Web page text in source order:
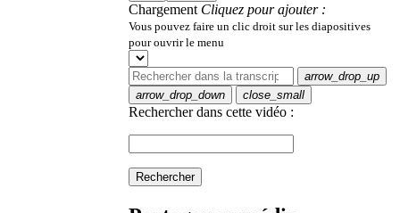
Chargement Cliquez pour ajouter :
Vous pouvez faire un clic droit sur les diapositives
pour ouvrir le menu
arrow_drop_up
arrow_drop_down
close_small
Rechercher dans cette vidéo :
Rechercher